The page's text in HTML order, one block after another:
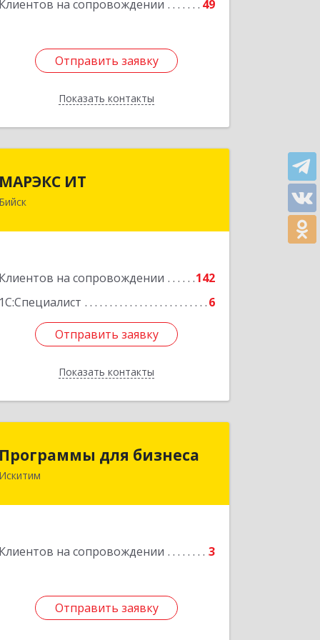
Клиентов на сопровождении 49
Отправить заявку
Показать контакты
Отправить заявку
Назад
МАРЭКС ИТ
Бийск
Клиентов на сопровождении
142
1С:Специалист
6
Отправить заявку
Показать контакты
Алтайский край, Бийск г, Разина, дом
Отправить заявку
Назад
Программы для бизнеса
Искитим
Клиентов на сопровождении 3
Отправить заявку
Программы для бизнеса
Отправить заявку